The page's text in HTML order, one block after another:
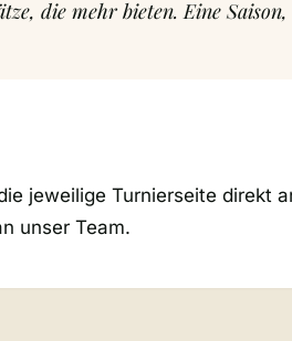
die mehr bieten. Eine
jeweilige Turnierseite direkt
unser Team.